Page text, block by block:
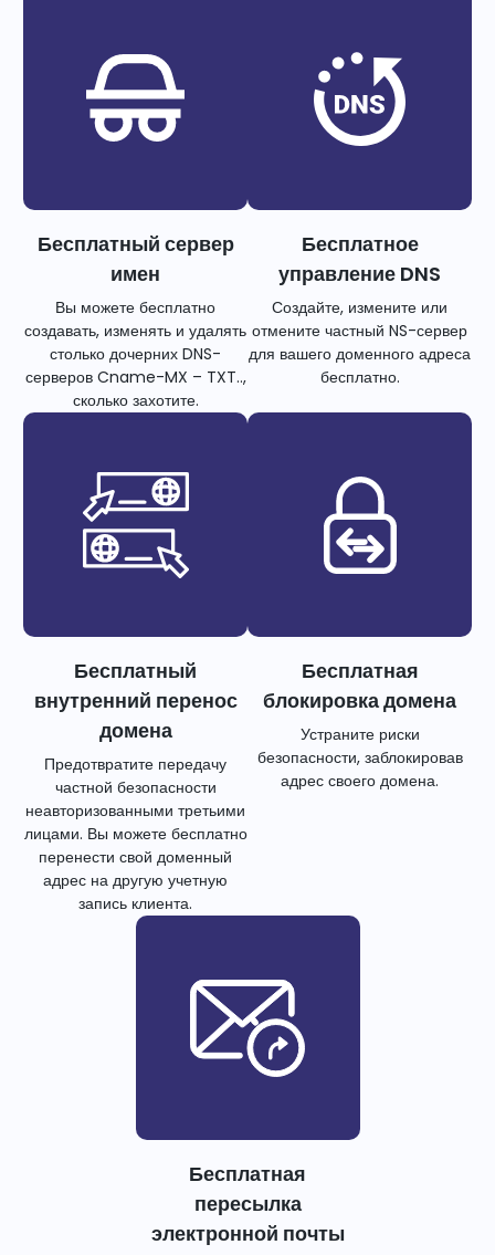
Бесплатный сервер
имен
Вы можете бесплатно
создавать, изменять и удалять
столько дочерних DNS-
серверов Cname-MX – TXT..,
сколько захотите.
Бесплатное
управление DNS
Создайте, измените или
отмените частный NS-сервер
для вашего доменного адреса
бесплатно.
Бесплатный
внутренний перенос
домена
Предотвратите передачу
частной безопасности
неавторизованными третьими
лицами. Вы можете бесплатно
перенести свой доменный
адрес на другую учетную
запись клиента.
Бесплатная
блокировка домена
Устраните риски
безопасности, заблокировав
адрес своего домена.
Бесплатная
пересылка
электронной почты